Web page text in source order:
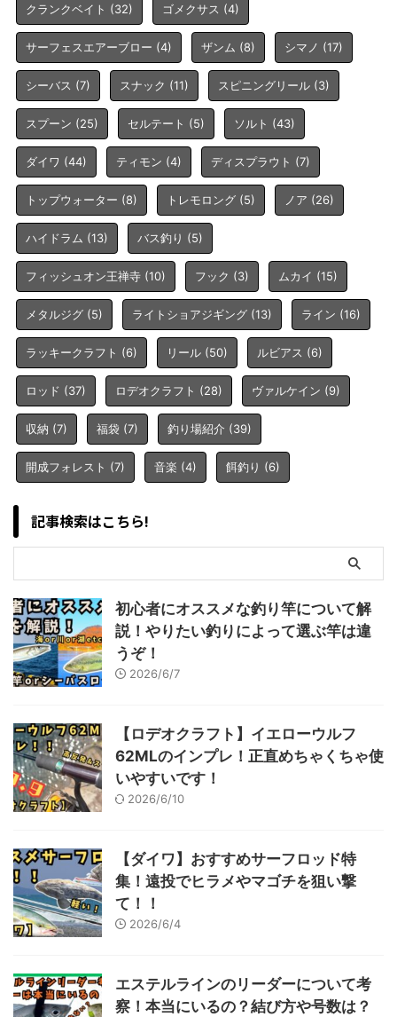
クランクベイト (32) ゴメクサス (4)
サーフェスエアーブロー (4) ザンム (8) シマノ (17)
シーバス (7) スナック (11) スピニングリール (3)
スプーン (25) セルテート (5) ソルト (43)
ダイワ (44) ティモン (4) ディスプラウト (7)
トップウォーター (8) トレモロング (5) ノア (26)
ハイドラム (13) バス釣り (5)
フィッシュオン王禅寺 (10) フック (3) ムカイ (15)
メタルジグ (5) ライトショアジギング (13) ライン (16)
ラッキークラフト (6) リール (50) ルビアス (6)
ロッド (37) ロデオクラフト (28) ヴァルケイン (9)
収納 (7) 福袋 (7) 釣り場紹介 (39)
開成フォレスト (7) 音楽 (4) 餌釣り (6)
記事検索はこちら!
初心者にオススメな釣り竿について解
説！やりたい釣りによって選ぶ竿は違
うぞ！
2026/6/7
【ロデオクラフト】イエローウルフ
62MLのインプレ！正直めちゃくちゃ使
いやすいです！
2026/6/10
【ダイワ】おすすめサーフロッド特
集！遠投でヒラメやマゴチを狙い撃
て！！
2026/6/4
エステルラインのリーダーについて考
察！本当にいるの？結び方や号数は？